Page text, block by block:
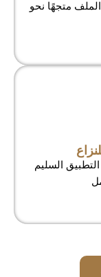
متجهًا نحو
السليم